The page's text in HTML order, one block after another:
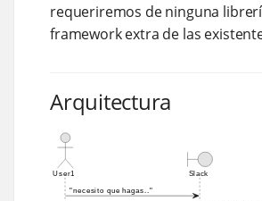
requeriremos de ninguna
framework extra de las
Arquitectura